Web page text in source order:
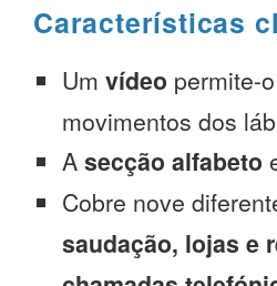
Características
Um vídeo permite-
movimentos dos
A secção alfabeto
Cobre nove
saudação, lojas e